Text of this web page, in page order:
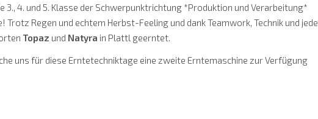
3., 4. und 5. Klasse der Schwerpunktrichtung *Produktion und Verarbeitung*
Trotz Regen und echtem Herbst-Feeling und dank Teamwork, Technik und jede
Topaz und Natyra in Plattl geerntet.
uns für diese Erntetechniktage eine zweite Erntemaschine zur Verfügung